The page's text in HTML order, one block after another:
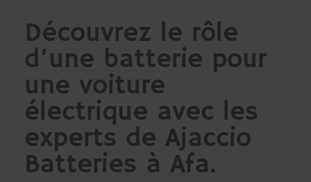
Découvrez le rôle
d’une batterie pour
une voiture
électrique avec les
experts de Ajaccio
Batteries à Afa.